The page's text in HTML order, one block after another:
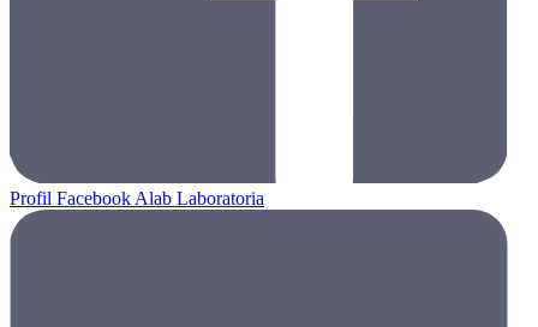
Profil Facebook Alab Laboratoria